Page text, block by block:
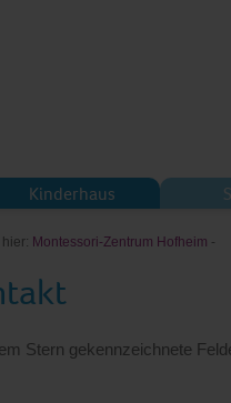
Kinderhaus
Montessori-Zentrum Hofheim -
Stern gekennzeichnete